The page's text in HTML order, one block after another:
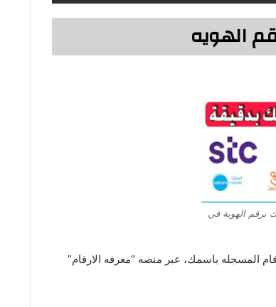
الهويه
برقم الهوية في
المسجله باسمك، عبر منصه “معرفه الارقام”